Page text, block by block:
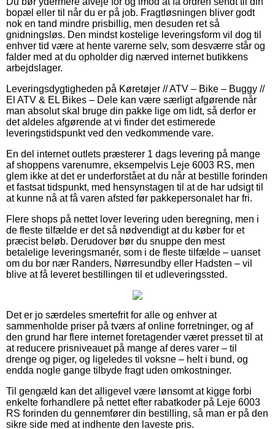
bopæl eller til når du er på job. Fragtløsningen bliver godt
nok en tand mindre prisbillig, men desuden ret så
gnidningsløs. Den mindst kostelige leveringsform vil dog til
enhver tid være at hente varerne selv, som desværre står og
falder med at du opholder dig nærved internet butikkens
arbejdslager.
Leveringsdygtigheden på Køretøjer // ATV – Bike – Buggy //
El ATV & EL Bikes – Dele kan være særligt afgørende når
man absolut skal bruge din pakke lige om lidt, så derfor er
det aldeles afgørende at vi finder det estimerede
leveringstidspunkt ved den vedkommende vare.
En del internet outlets præsterer 1 dags levering på mange
af shoppens varenumre, eksempelvis Leje 6003 RS, men
glem ikke at det er underforstået at du når at bestille forinden
et fastsat tidspunkt, med hensynstagen til at de har udsigt til
at kunne nå at få varen afsted før pakkepersonalet har fri.
Flere shops på nettet lover levering uden beregning, men i
de fleste tilfælde er det så nødvendigt at du køber for et
præcist beløb. Derudover bør du snuppe den mest
betalelige leveringsmanér, som i de fleste tilfælde – uanset
om du bor nær Randers, Nørresundby eller Hadsten – vil
blive at få leveret bestillingen til et udleveringssted.
Det er jo særdeles smertefrit for alle og enhver at
sammenholde priser på tværs af online forretninger, og af
den grund har flere internet foretagender været presset til at
at reducere prisniveauet på mange af deres varer – til
drenge og piger, og ligeledes til voksne – helt i bund, og
endda nogle gange tilbyde fragt uden omkostninger.
Til gengæld kan det alligevel være lønsomt at kigge forbi
enkelte forhandlere på nettet efter rabatkoder på Leje 6003
RS forinden du gennemfører din bestilling, så man er på den
sikre side med at indhente den laveste pris.